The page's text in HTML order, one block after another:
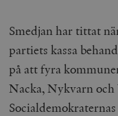
Smedjan har tittat
partiets kassa
på att fyra
Nacka, Nykvarn